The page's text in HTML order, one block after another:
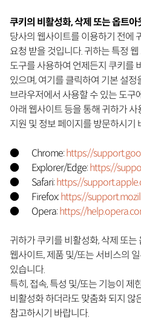
쿠키의 비활성화, 삭제 또는 옵트아
당사의 웹사이트를 이용하기 전에
요청 받을 것입니다. 귀하는 특정
도구를 사용하여 언제든지 쿠키를
있으며, 여기를 클릭하여 기본 설
브라우저에서 사용할 수 있는 도구
아래 웹사이트 등을 통해 귀하가
지원 및 정보 페이지를 방문하시기
● Chrome:https://
● Explorer/Edge:https://
● Safari:https://
● Firefox:https://
● Opera:https://
귀하가 쿠키를 비활성화, 삭제 또
웹사이트, 제품 및/또는 서비스의
있습니다.
특히, 접속, 특성 및/또는 기능이 제
비활성화 하더라도 맞춤화 되지 않
참고하시기 바랍니다.